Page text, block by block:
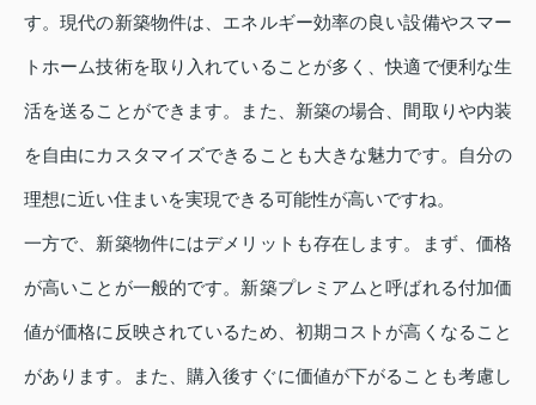
す。現代の新築物件は、エネルギー効率の良い設備やスマー
トホーム技術を取り入れていることが多く、快適で便利な生
活を送ることができます。また、新築の場合、間取りや内装
を自由にカスタマイズできることも大きな魅力です。自分の
理想に近い住まいを実現できる可能性が高いですね。
一方で、新築物件にはデメリットも存在します。まず、価格
が高いことが一般的です。新築プレミアムと呼ばれる付加価
値が価格に反映されているため、初期コストが高くなること
があります。また、購入後すぐに価値が下がることも考慮し